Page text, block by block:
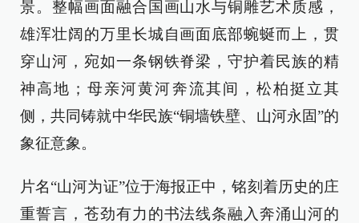
景。整幅画面融合国画山水与铜雕艺术质感，
雄浑壮阔的万里长城自画面底部蜿蜒而上，贯
穿山河，宛如一条钢铁脊梁，守护着民族的精
神高地；母亲河黄河奔流其间，松柏挺立其
侧，共同铸就中华民族“铜墙铁壁、山河永固”的
象征意象。
片名“山河为证”位于海报正中，铭刻着历史的庄
重誓言，苍劲有力的书法线条融入奔涌山河的